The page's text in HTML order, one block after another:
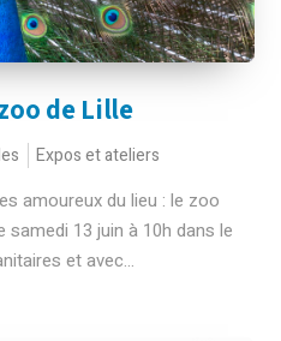
de Lille
Expos et ateliers
amoureux du lieu : le zoo
13 juin à 10h dans le
et avec...